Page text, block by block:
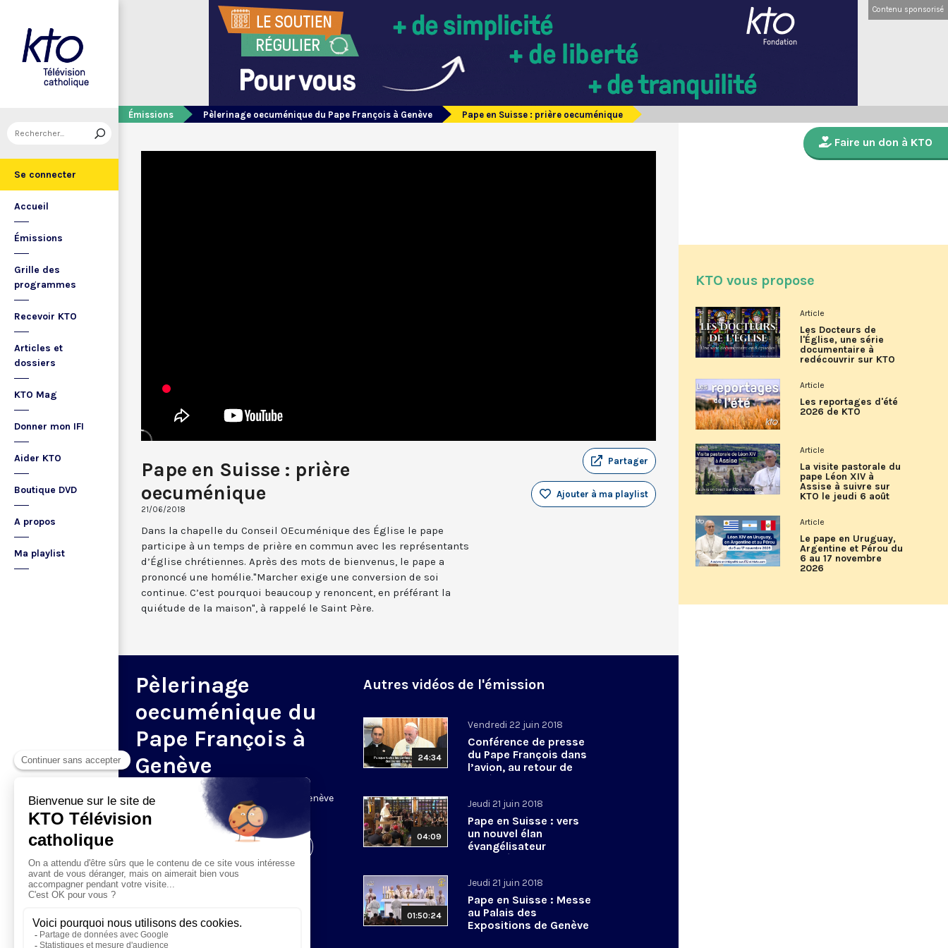
Se connecter
Accueil
Émissions
Grille des
programmes
Recevoir KTO
Articles et
dossiers
KTO Mag
Donner mon IFI
Aider KTO
Boutique DVD
A propos
Ma playlist
Contenu sponsorisé
Émissions Pèlerinage oecuménique du Pape François à Genève Pape en Suisse : prière oecuménique
Pape en Suisse : prière
oecuménique
21/06/2018
Partager
Ajouter à ma playlist
Dans la chapelle du Conseil OEcuménique des Église le pape
participe à un temps de prière en commun avec les représentants
d’Église chrétiennes. Après des mots de bienvenus, le pape a
prononcé une homélie."Marcher exige une conversion de soi
continue. C’est pourquoi beaucoup y renoncent, en préférant la
quiétude de la maison", à rappelé le Saint Père.
Pèlerinage
oecuménique du
Pape François à
Genève
Le 21 juin, le pape François se rend à Genève
pour un pèlerinage œcuménique.
Autres vidéos de l'émission
24:34
Vendredi 22 juin 2018
Conférence de presse
du Pape François dans
l’avion, au retour de
Genève
04:09
Jeudi 21 juin 2018
Pape en Suisse : vers
un nouvel élan
évangélisateur
oecuménique
01:50:24
Jeudi 21 juin 2018
Pape en Suisse : Messe
au Palais des
Expositions de Genève
Faire un don à KTO
KTO vous propose
Article
Les Docteurs de
l'Église, une série
documentaire à
redécouvrir sur KTO
Article
Les reportages d'été
2026 de KTO
Article
La visite pastorale du
pape Léon XIV à
Assise à suivre sur
KTO le jeudi 6 août
Article
Le pape en Uruguay,
Argentine et Pérou du
6 au 17 novembre
2026